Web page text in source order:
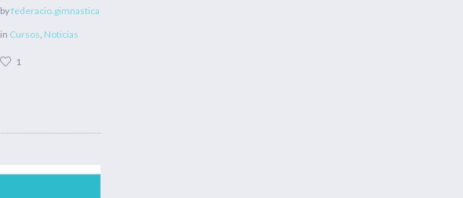
byfederacio.gimnastica
in Cursos Noticias
1